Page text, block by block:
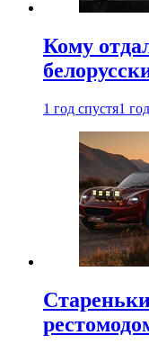
Кому
1 год спустя1